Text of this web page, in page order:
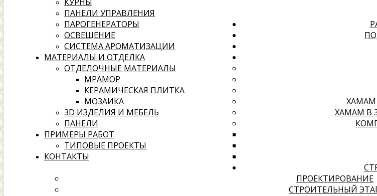
ПАНЕЛИ УПРАВЛЕНИЯ
ПАРОГЕНЕРАТОРЫ
ОСВЕЩЕНИЕ
СИСТЕМА АРОМАТИЗАЦИИ
МАТЕРИАЛЫ И ОТДЕЛКА
ОТДЕЛОЧНЫЕ МАТЕРИАЛЫ
МРАМОР
КЕРАМИЧЕСКАЯ ПЛИТКА
МОЗАИКА
3D ИЗДЕЛИЯ И МЕБЕЛЬ
ПАНЕЛИ
ПРИМЕРЫ РАБОТ
ТИПОВЫЕ ПРОЕКТЫ
КОНТАКТЫ
ХАМАМ
ХАМАМ В
ПРОЕКТИРОВАНИЕ
СТРОИТЕЛЬНЫЙ